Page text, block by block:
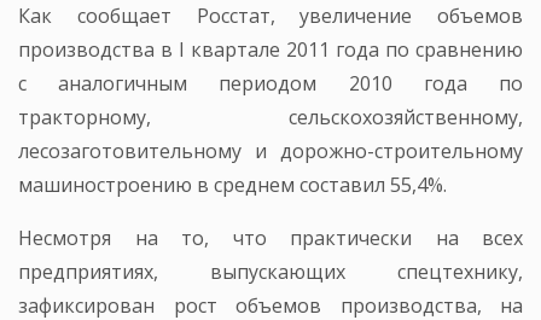
Как сообщает Росстат, увеличение объемов
производства в I квартале 2011 года по сравнению
с аналогичным периодом 2010 года по
тракторному, сельскохозяйственному,
лесозаготовительному и дорожно-строительному
машиностроению в среднем составил 55,4%.
Несмотря на то, что практически на всех
предприятиях, выпускающих спецтехнику,
зафиксирован рост объемов производства, на